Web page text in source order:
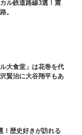
ル鉄道路線3選！震
。
大食堂」は花巻を代
賢治に大谷翔平もあ
！歴史好きが訪れる